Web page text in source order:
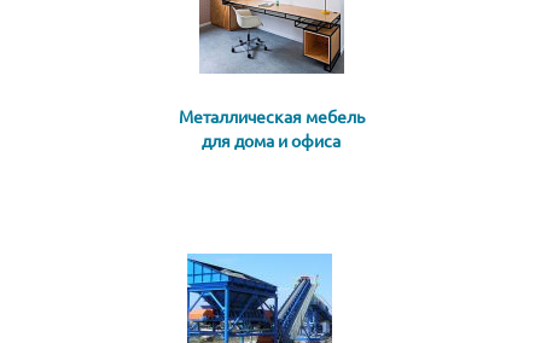
Металлическая мебель
для дома и офиса